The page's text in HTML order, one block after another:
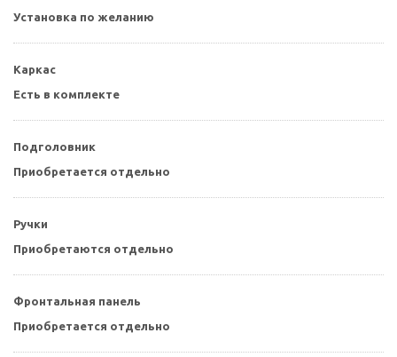
Установка по желанию
Каркас
Есть в комплекте
Подголовник
Приобретается отдельно
Ручки
Приобретаются отдельно
Фронтальная панель
Приобретается отдельно